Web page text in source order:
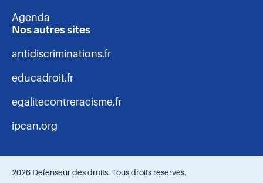
Agenda
Nos autres sites
antidiscriminations.fr
educadroit.fr
egalitecontreracisme.fr
ipcan.org
2026 Défenseur des droits. Tous droits réservés.